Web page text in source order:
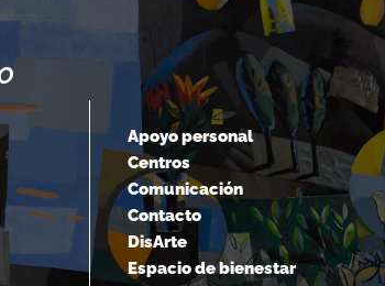
“CUANDO ACEPTAMOS
LÍMITES, VAMOS MÁS ALLÁ
Albert Einstein
Apoyo personal
Centros
Comunicación
Contacto
DisArte
Espacio de bienestar